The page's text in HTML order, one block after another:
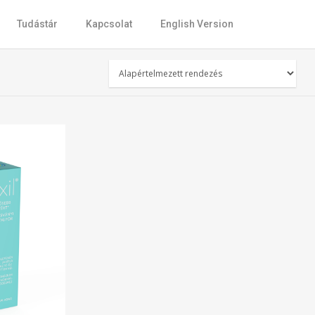
Tudástár Kapcsolat English Version